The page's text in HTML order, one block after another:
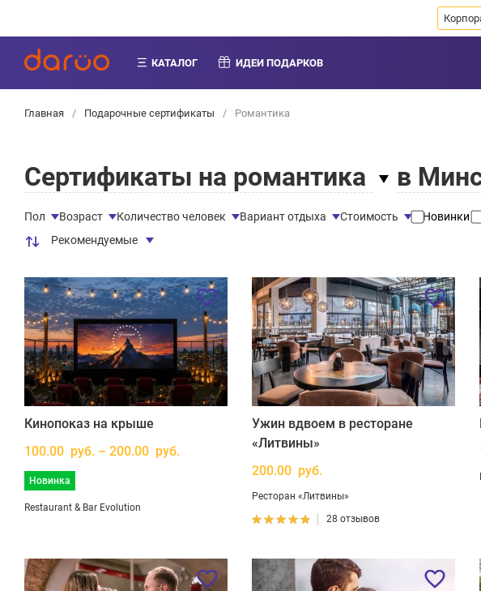
КАТАЛОГ ИДЕИ ПОДАРКОВ
Главная / Подарочные сертификаты / Романтика
Сертификаты на романтика в
Пол Возраст Количество человек Вариант отдыха Стоимость Новинки
Рекомендуемые
Кинопоказ на крыше
100.00 руб. – 200.00 руб.
Новинка
Restaurant & Bar Evolution
Ужин вдвоем в ресторане
«Литвины»
200.00 руб.
Ресторан «Литвины»
28 отзывов